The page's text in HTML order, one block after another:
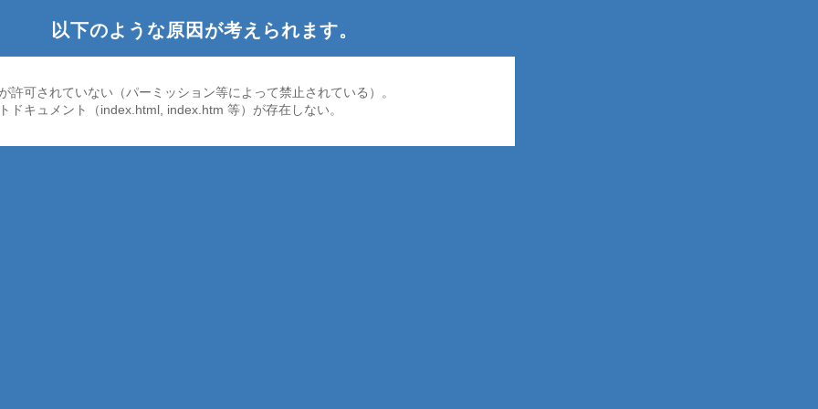
以下のような原因が考えられます。
許可されていない（パーミッション等によって禁止されている）。
ドキュメント（index.html, index.htm 等）が存在しない。